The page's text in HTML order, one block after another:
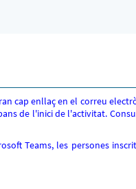
cap enllaç en el correu
de l'inici de l'activitat.
Teams, les persones